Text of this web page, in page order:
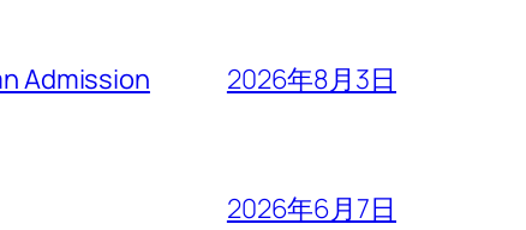
Admission 2026年8月3日
2026年6月7日